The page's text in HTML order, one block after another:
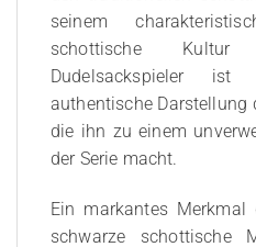
seinem
schottische Kultur
Dudelsackspieler
authentische Darstellung
die ihn zu einem
der Serie macht.
Ein markantes
schwarze schottische